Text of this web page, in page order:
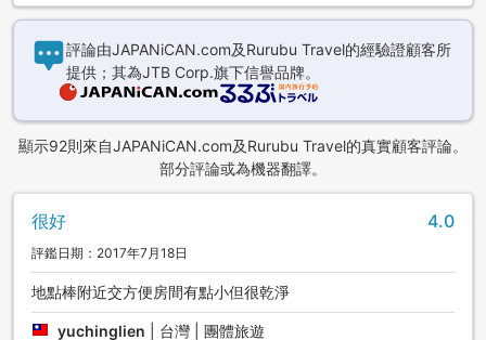
評論由JAPANiCAN.com及Rurubu Travel的經驗證顧客所
提供；其為JTB Corp.旗下信譽品牌。
顯示92則來自JAPANiCAN.com及Rurubu Travel的真實顧客評論。
部分評論或為機器翻譯。
很好 4.0
評鑑日期：2017年7月18日
地點棒附近交方便房間有點小但很乾淨
yuchinglien 台灣 | 團體旅遊